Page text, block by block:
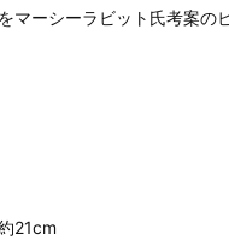
マーシーラビット氏考案の
21cm